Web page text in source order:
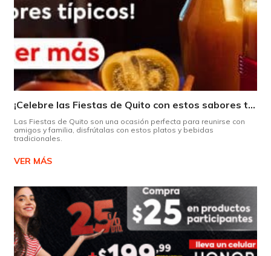
¡Celebre las Fiestas de Quito con estos sabores típicos!
Las Fiestas de Quito son una ocasión perfecta para reunirse con
amigos y familia, disfrútalas con estos platos y bebidas
tradicionales.
VER MÁS